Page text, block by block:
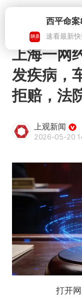
速看最新
上海一网
发疾病，
拒赔，法
上观新闻
2026-05-20
打开